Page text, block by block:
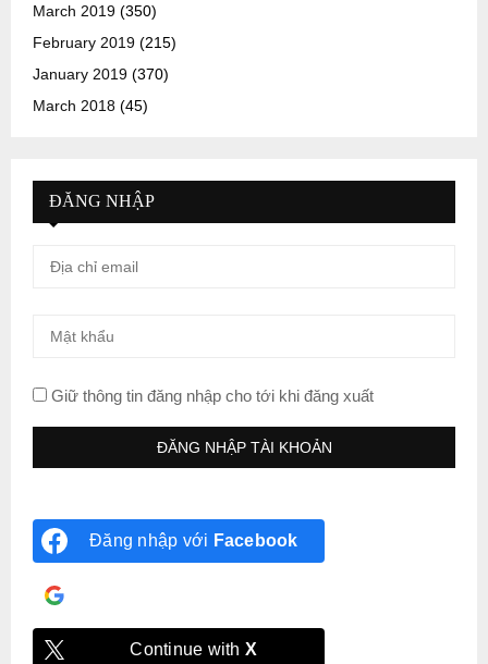
March 2019 (350)
February 2019 (215)
January 2019 (370)
March 2018 (45)
ĐĂNG NHẬP
Giữ thông tin đăng nhập cho tới khi đăng xuất
Đăng nhập với Facebook
Continue with X